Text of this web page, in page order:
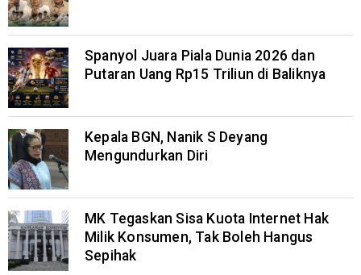
Spanyol Juara Piala Dunia 2026 dan
Putaran Uang Rp15 Triliun di Baliknya
Kepala BGN, Nanik S Deyang
Mengundurkan Diri
MK Tegaskan Sisa Kuota Internet Hak
Milik Konsumen, Tak Boleh Hangus
Sepihak